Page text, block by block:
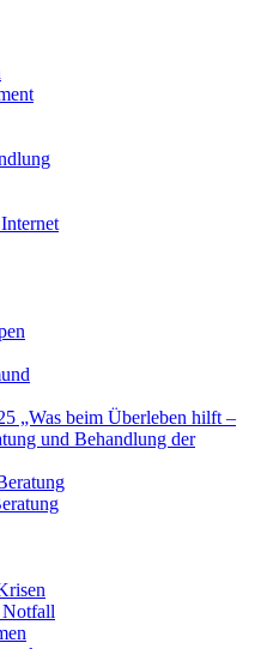
„Was beim Überleben hilft –
und Behandlung der
Notfall